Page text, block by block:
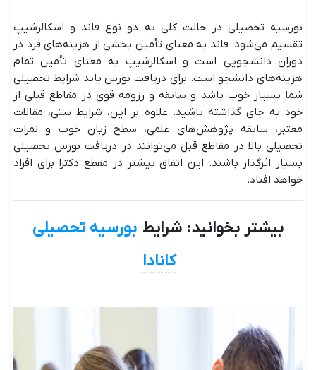
بورسیه تحصیلی در حالت کلی به دو نوع فاند و اسکالرشیپ
تقسیم می‌شود. فاند به معنای تأمین بخشی از هزینه‌های فرد در
دوران دانشجویی است و اسکالرشیپ به معنای تأمین تمام
هزینه‌های دانشجو است. برای دریافت بورس باید شرایط تحصیلی
شما بسیار خوب باشد و سابقه و رزومه قوی در مقاطع قبلی از
خود به جای گذاشته باشید. علاوه بر این، شرایط سنی، مقالات
معتبر، سابقه پژوهش‌های علمی، سطح زبان خوب و نمرات
تحصیلی بالا در مقاطع قبل می‌توانند در دریافت بورس تحصیلی
بسیار اثرگذار باشند. این اتفاق بیشتر در مقطع دکترا برای افراد
خواهد افتاد.
بیشتر بخوانید: شرایط بورسیه تحصیلی
کانادا